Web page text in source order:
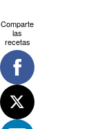
Comparte
las
recetas